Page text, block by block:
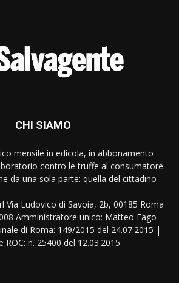
CHI SIAMO
mensile in edicola, in abbonamento
contro le truffe al consumatore.
da una sola parte: quella del cittadino
Via Ludovico di Savoia, 2b, 00185 Roma
Amministratore unico: Matteo Fago
di Roma: 149/2015 del 24.07.2015 |
ROC: n. 25400 del 12.03.2015